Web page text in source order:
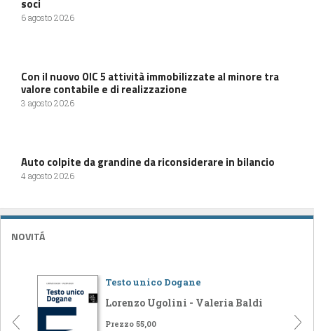
soci
6 agosto 2026
Con il nuovo OIC 5 attività immobilizzate al minore tra
valore contabile e di realizzazione
3 agosto 2026
Auto colpite da grandine da riconsiderare in bilancio
4 agosto 2026
NOVITÁ
Testo unico Dogane
Lorenzo Ugolini - Valeria Baldi
Prezzo 55,00